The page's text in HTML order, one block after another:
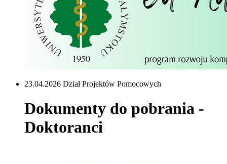
23.04.2026 Dział Projektów Pomocowych
Dokumenty do pobrania -
Doktoranci